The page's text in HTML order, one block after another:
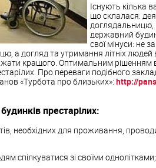
Існують кілька
що склалася:
доглядальницю,
державний
свої мінуси: не
а догляд та утримання літніх
кращого. Оптимальним рішенням
Про переваги подібного
«Турбота про близьких»: http://
престарілих:
необхідних для проживання,
спілкуватися зі своїми однолітками;